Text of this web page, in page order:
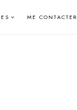
ME CONTACTER